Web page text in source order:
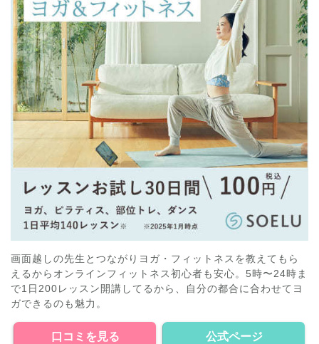
画面越しの先生とつながりヨガ・フィットネスを教えてもら
えるからオンラインフィットネス初心者も安心。5時〜24時ま
で1日200レッスン開講してるから、自分の都合に合わせてヨ
ガできるのも魅力。
口コミを見る 公式ページ